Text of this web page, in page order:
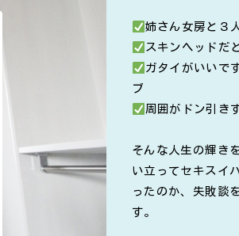
姉さん女房と３
スキンヘッドだ
ガタイがいいで
ブ
周囲がドン引き
そんな人生の輝き
い立ってセキスイ
ったのか、失敗談
す。